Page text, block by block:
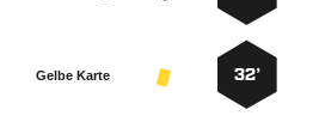
32’
Gelbe Karte